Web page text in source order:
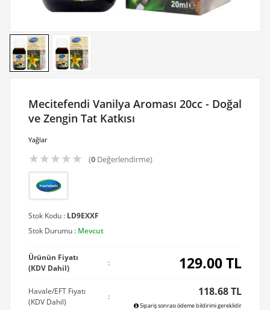
Mecitefendi Vanilya Aroması 20cc - Doğal
ve Zengin Tat Katkısı
Yağlar
★★★★★ (0Değerlendirme)
Stok Kodu : LD9EXXF
Stok Durumu : Mevcut
Ürünün Fiyatı
(KDV Dahil)
: 129.00TL
Havale/EFT Fiyatı
(KDV Dahil)
: 118.68 TL
Sipariş sonrası ödeme bildirimi gereklidir